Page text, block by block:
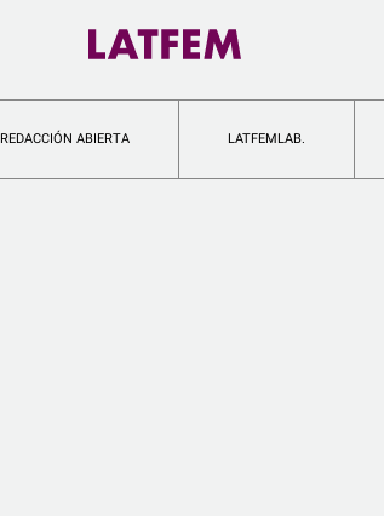
REDACCIÓN ABIERTA LATFEMLAB.